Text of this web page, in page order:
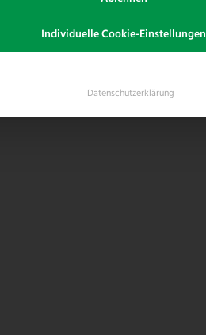
Individuelle Cookie-Einstellungen
Datenschutzerklärung